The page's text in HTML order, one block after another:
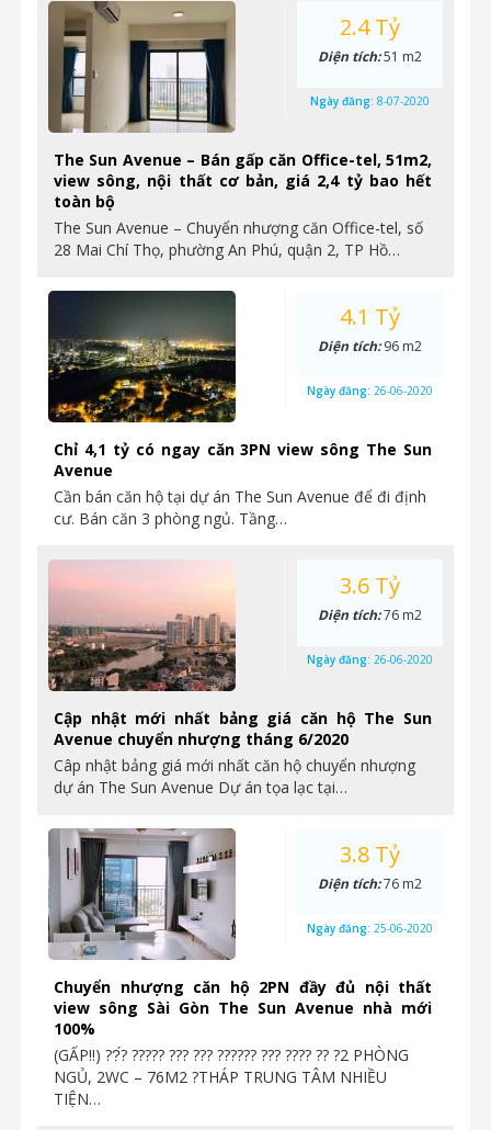
The Sun Avenue – Bán gấp căn Office-tel, 51m2,
view sông, nội thất cơ bản, giá 2,4 tỷ bao hết
toàn bộ
The Sun Avenue – Chuyển nhượng căn Office-tel, số
28 Mai Chí Thọ, phường An Phú, quận 2, TP Hồ…
2.4 Tỷ
Diện tích:51 m2
Ngày đăng: 8-07-2020
Chỉ 4,1 tỷ có ngay căn 3PN view sông The Sun
Avenue
Cần bán căn hộ tại dự án The Sun Avenue để đi định
cư. Bán căn 3 phòng ngủ. Tầng…
4.1 Tỷ
Diện tích:96 m2
Ngày đăng: 26-06-2020
Cập nhật mới nhất bảng giá căn hộ The Sun
Avenue chuyển nhượng tháng 6/2020
Câp nhật bảng giá mới nhất căn hộ chuyển nhượng
dự án The Sun Avenue Dự án tọa lạc tại…
3.6 Tỷ
Diện tích:76 m2
Ngày đăng: 26-06-2020
Chuyển nhượng căn hộ 2PN đầy đủ nội thất
view sông Sài Gòn The Sun Avenue nhà mới
100%
(GẤP‼️) ??́? ????? ??? ??? ?????? ??? ???? ?? ?2 PHÒNG
NGỦ, 2WC – 76M2 ?THÁP TRUNG TÂM NHIỀU
TIỆN…
3.8 Tỷ
Diện tích:76 m2
Ngày đăng: 25-06-2020